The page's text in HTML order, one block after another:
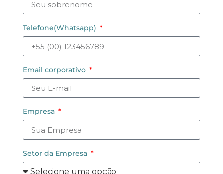
Telefone(Whatsapp)
Email corporativo
Empresa
Setor da Empresa